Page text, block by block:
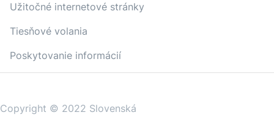
Užitočné internetové stránky
Tiesňové volania
Poskytovanie informácií
Copyright © 2022 Slovenská